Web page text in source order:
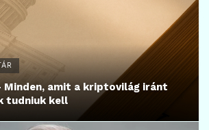
Minden, amit a kriptovilág iránt
tudniuk kell